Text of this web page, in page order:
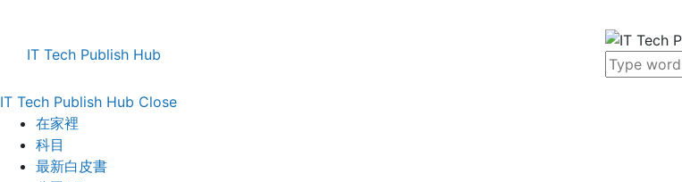
IT Tech Publish Hub
IT Tech Publish Hub Close
在家裡
科目
最新白皮書